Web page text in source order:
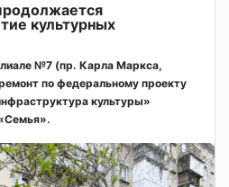
культурных
№7 (пр. Карла Маркса,
по федеральному проекту
культуры»